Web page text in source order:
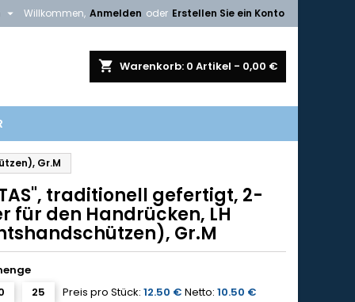
Willkommen, Anmelden oder Erstellen Sie ein Konto

shopping_cart Warenkorb: 0 Artikel - 0,00 €
Gr.M
traditionell gefertigt, 2-
für den Handrücken, LH
Gr.M
25 Preis pro Stück: 12.50 € Netto: 10.50 €